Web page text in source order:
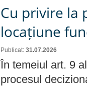
Cu privire la
locațiune
Publicat: 31.07.2026
În temeiul art. 9
procesul